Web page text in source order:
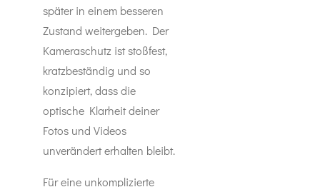
später in einem besseren
Zustand weitergeben. Der
Kameraschutz ist stoßfest,
kratzbeständig und so
konzipiert, dass die
optische Klarheit deiner
Fotos und Videos
unverändert erhalten bleibt.
Für eine unkomplizierte